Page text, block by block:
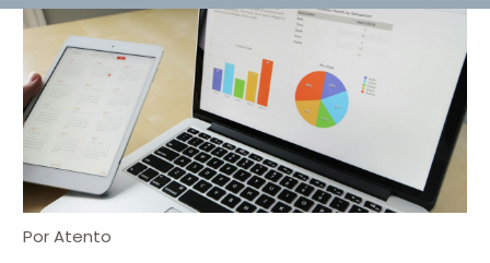
Por Atento